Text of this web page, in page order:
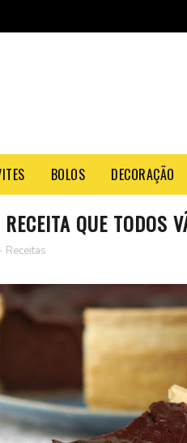
BOLOS DECORAÇÃO
QUE TODOS
Receitas